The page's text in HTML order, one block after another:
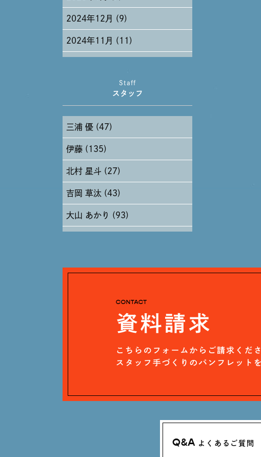
2024年12月 (9)
2024年11月 (11)
2024年9月 (11)
2024年8月 (11)
2024年7月 (11)
2024年6月 (12)
2024年5月 (19)
2024年4月 (17)
Staff
スタッフ
三浦 優 (47)
伊藤 (135)
北村 星斗 (27)
吉岡 草汰 (43)
大山 あかり (93)
石川 滉大 (66)
神定 龍杜 (13)
Q&A よくあるご質問